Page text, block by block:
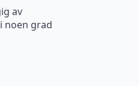
av
noen grad